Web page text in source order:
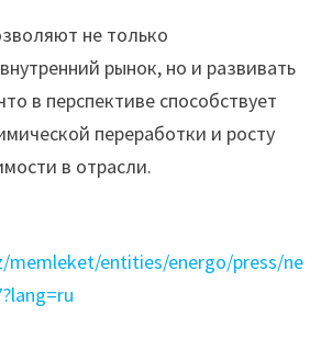
не только
рынок, но и развивать
в перспективе способствует
переработки и росту
в отрасли.
memleket/entities/energo/press/ne